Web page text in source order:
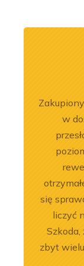
w
się
liczyć
zbyt
A7 Engine
LR 636